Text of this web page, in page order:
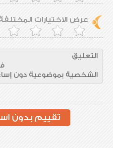
عرض الاختيارات
تقييم بدون